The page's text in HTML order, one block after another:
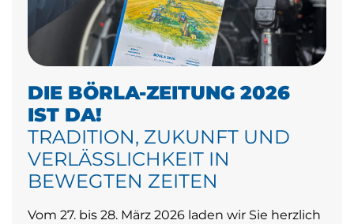
DIE BÖRLA-ZEITUNG 2026
IST DA!
TRADITION, ZUKUNFT UND
VERLÄSSLICHKEIT IN
BEWEGTEN ZEITEN
Vom 27. bis 28. März 2026 laden wir Sie herzlich